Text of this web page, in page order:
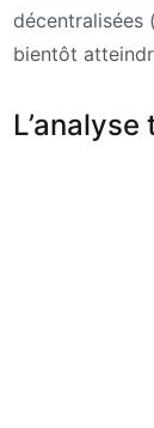
décentralisées
bientôt